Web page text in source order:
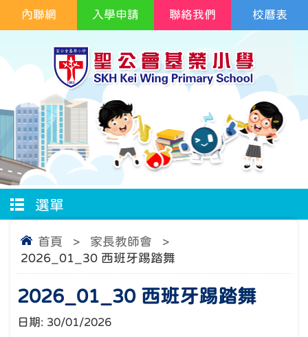
校曆表
內聯網 入學申請 聯絡我們
選單
首頁 > 家長教師會
>
2026_01_30 西班牙踢踏舞
2026_01_30 西班牙踢踏舞
日期: 30/01/2026